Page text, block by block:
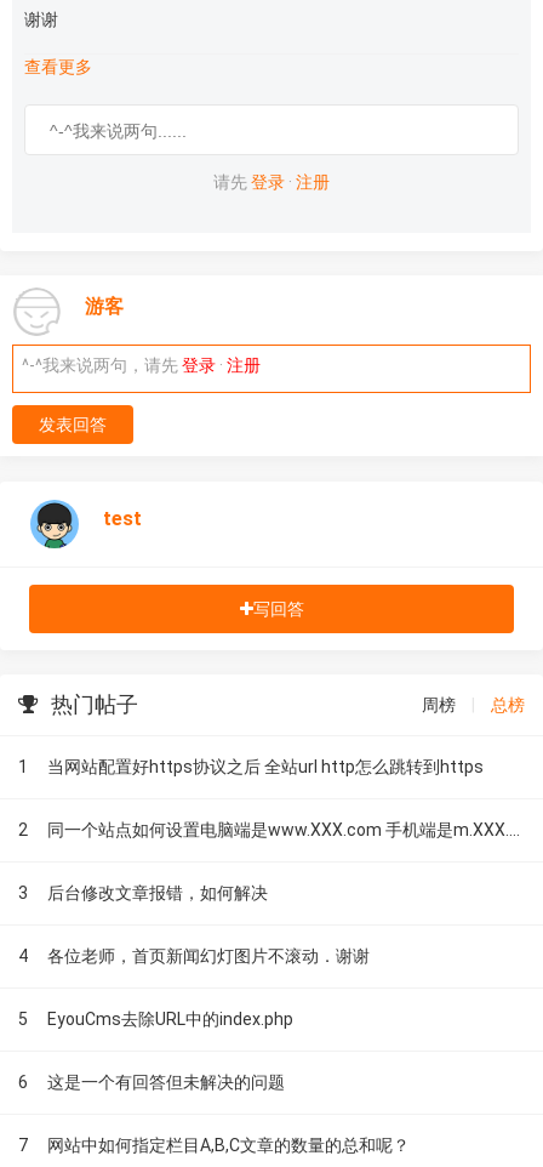
谢谢
查看更多
请先登录 · 注册
游客
^-^我来说两句，请先登录 · 注册
发表回答
test
写回答
热门帖子 周榜 总榜
1 当网站配置好https协议之后 全站url http怎么跳转到https
2
3 后台修改文章报错，如何解决
4 各位老师，首页新闻幻灯图片不滚动．谢谢
5 EyouCms去除URL中的index.php
6 这是一个有回答但未解决的问题
7 网站中如何指定栏目A,B,C文章的数量的总和呢？